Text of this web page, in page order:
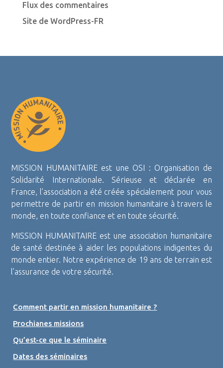
Flux des commentaires
Site de WordPress-FR
MISSION HUMANITAIRE est une OSI : Organisation de
Solidarité Internationale. Sérieuse et déclarée en
France, l’association a été créée spécialement pour vous
permettre de partir en mission humanitaire à travers le
monde, en toute confiance et en toute sécurité.
MISSION HUMANITAIRE est une association humanitaire
de santé destinée à aider les populations indigentes du
monde entier. Notre expérience de 19 ans de terrain est
l’assurance de votre sécurité.
Comment partir en mission humanitaire ?
Prochianes missions
Qu’est-ce que le séminaire
Dates des séminaires